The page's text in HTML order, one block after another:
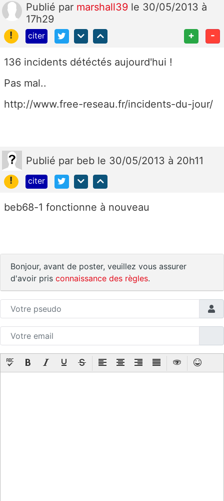
Publié par marshall39 le 30/05/2013 à
17h29
!
citer + -
136 incidents détéctés aujourd'hui !
Pas mal..
http://www.free-reseau.fr/incidents-du-jour/
Publié par beb le 30/05/2013 à 20h11
!
citer
beb68-1 fonctionne à nouveau
Bonjour, avant de poster, veuillez vous assurer
d'avoir pris connaissance des règles.